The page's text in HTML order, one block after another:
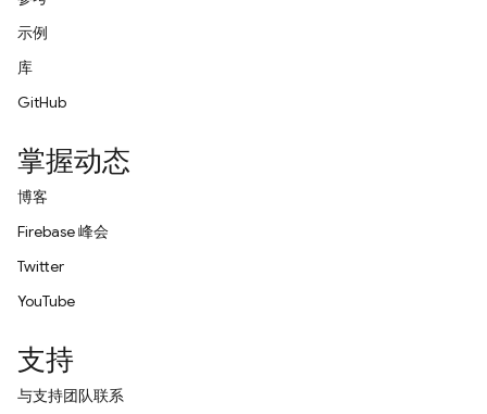
示例
库
GitHub
掌握动态
博客
Firebase 峰会
Twitter
YouTube
支持
与支持团队联系